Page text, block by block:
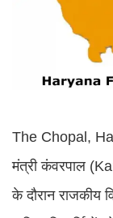
The Chopal,
मंत्री कंवरपाल
के दौरान राजकीय